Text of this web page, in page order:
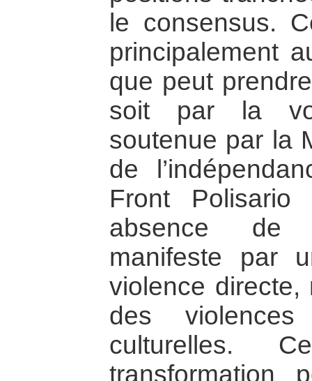
le consensus.
principalement
que peut
soit par la
soutenue par la
de
Front
absence de
manifeste par
violence directe,
des violences
culturelles.
transformation